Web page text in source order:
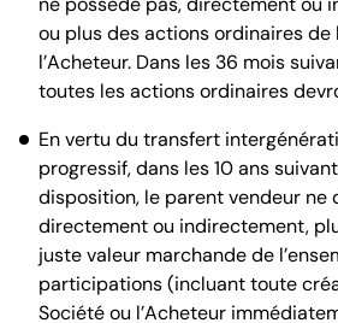
ou plus des actions ordinaires de
l’Acheteur. Dans les 36 mois
toutes les actions ordinaires
En vertu du transfert
progressif, dans les 10 ans
disposition, le parent vendeur ne
directement ou indirectement,
juste valeur marchande de
participations (incluant toute
Société ou l’Acheteur